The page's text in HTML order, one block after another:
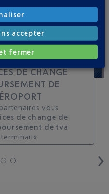
DE CHANGE
DE
vous
de change de
de tva
accepter
fermer